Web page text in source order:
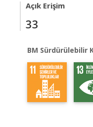
Açık Erişim
33
BM Sürdürülebilir